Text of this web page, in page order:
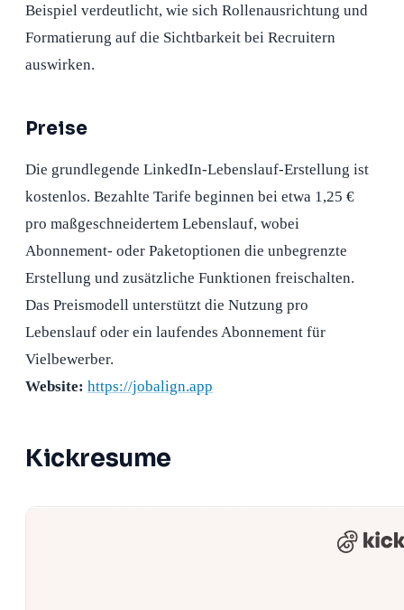
Beispiel verdeutlicht, wie sich Rollenausrichtung und
Formatierung auf die Sichtbarkeit bei Recruitern
auswirken.
Preise
Die grundlegende LinkedIn-Lebenslauf-Erstellung ist
kostenlos. Bezahlte Tarife beginnen bei etwa 1,25 €
pro maßgeschneidertem Lebenslauf, wobei
Abonnement- oder Paketoptionen die unbegrenzte
Erstellung und zusätzliche Funktionen freischalten.
Das Preismodell unterstützt die Nutzung pro
Lebenslauf oder ein laufendes Abonnement für
Vielbewerber.
Website: https://jobalign.app
Kickresume